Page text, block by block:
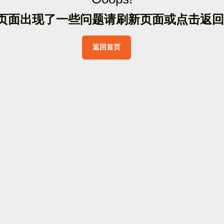
面出现了一些问题请刷新页面或点击返 回
返回首页